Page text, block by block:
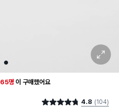
1
확대 보기
65명 이 구매했어요
구매했어요별점 4.8점 4.8 (104)